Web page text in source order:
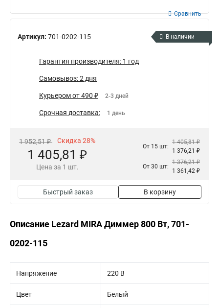
Артикул: 701-0202-115
Сравнить
В наличии
Гарантия производителя: 1 год
Самовывоз: 2 дня
Курьером от 490 ₽ 2-3 дней
Срочная доставка: 1 день
1 952,51 ₽ Скидка 28%
1 405,81 ₽
Цена за 1 шт.
От 15 шт:
1 405,81 ₽
1 376,21 ₽
От 30 шт:
1 376,21 ₽
1 361,42 ₽
Быстрый заказ В корзину
Описание Lezard MIRA Диммер 800 Вт, 701-
0202-115
Напряжение 220 В
Цвет Белый